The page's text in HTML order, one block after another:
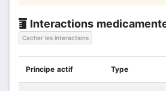
Interactions
Cacher les interactions
Principe actif Type